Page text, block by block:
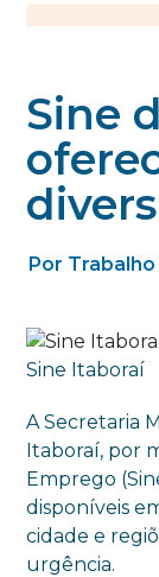
Sine
Por Trabalho
Sine Itaboraí
A Secretaria
Itaboraí, por
Emprego
disponíveis
cidade e
urgência.